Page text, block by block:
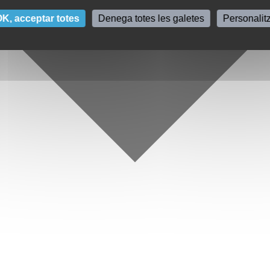
acceptar totes Denega totes les galetes